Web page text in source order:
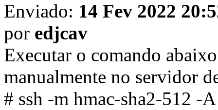
Enviado: 14 Fev 2022
por edjcav
Executar o comando
manualmente no servidor
# ssh -m hmac-sha2-512 -